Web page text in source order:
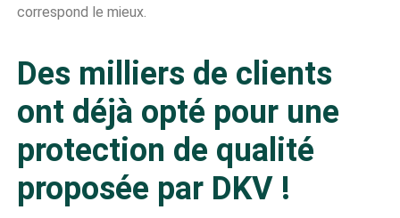
correspond le mieux.
Des milliers de clients
ont déjà opté pour une
protection de qualité
proposée par DKV !